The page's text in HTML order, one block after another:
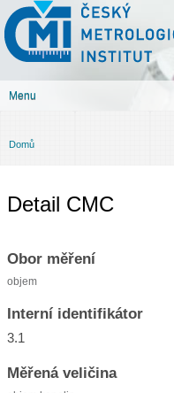
Český
metrologický
institut
Menu
Jste zde
Domů
Detail CMC
Obor měření
objem
Interní identifikátor
3.1
Měřená veličina